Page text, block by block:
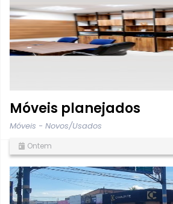
Móveis planejados
Móveis - Novos/Usados
Ontem